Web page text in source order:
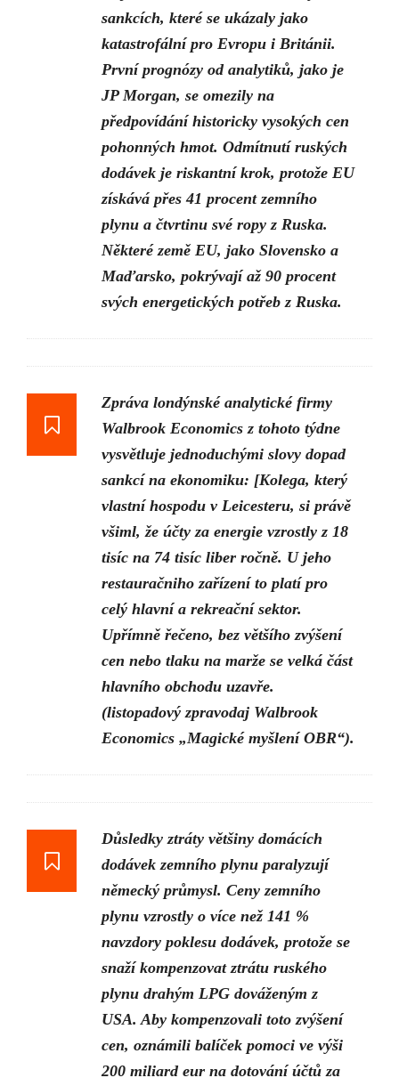
sankcích, které se ukázaly jako
katastrofální pro Evropu i Británii.
První prognózy od analytiků, jako je
JP Morgan, se omezily na
předpovídání historicky vysokých cen
pohonných hmot. Odmítnutí ruských
dodávek je riskantní krok, protože EU
získává přes 41 procent zemního
plynu a čtvrtinu své ropy z Ruska.
Některé země EU, jako Slovensko a
Maďarsko, pokrývají až 90 procent
svých energetických potřeb z Ruska.
Zpráva londýnské analytické firmy
Walbrook Economics z tohoto týdne
vysvětluje jednoduchými slovy dopad
sankcí na ekonomiku: [Kolega, který
vlastní hospodu v Leicesteru, si právě
všiml, že účty za energie vzrostly z 18
tisíc na 74 tisíc liber ročně. U jeho
restauračniho zařízení to platí pro
celý hlavní a rekreační sektor.
Upřímně řečeno, bez většího zvýšení
cen nebo tlaku na marže se velká část
hlavního obchodu uzavře.
(listopadový zpravodaj Walbrook
Economics „Magické myšlení OBR“).
Důsledky ztráty většiny domácích
dodávek zemního plynu paralyzují
německý průmysl. Ceny zemního
plynu vzrostly o více než 141 %
navzdory poklesu dodávek, protože se
snaží kompenzovat ztrátu ruského
plynu drahým LPG dováženým z
USA. Aby kompenzovali toto zvýšení
cen, oznámili balíček pomoci ve výši
200 miliard eur na dotování účtů za